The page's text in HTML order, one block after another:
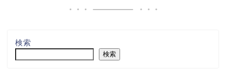
検索
検索